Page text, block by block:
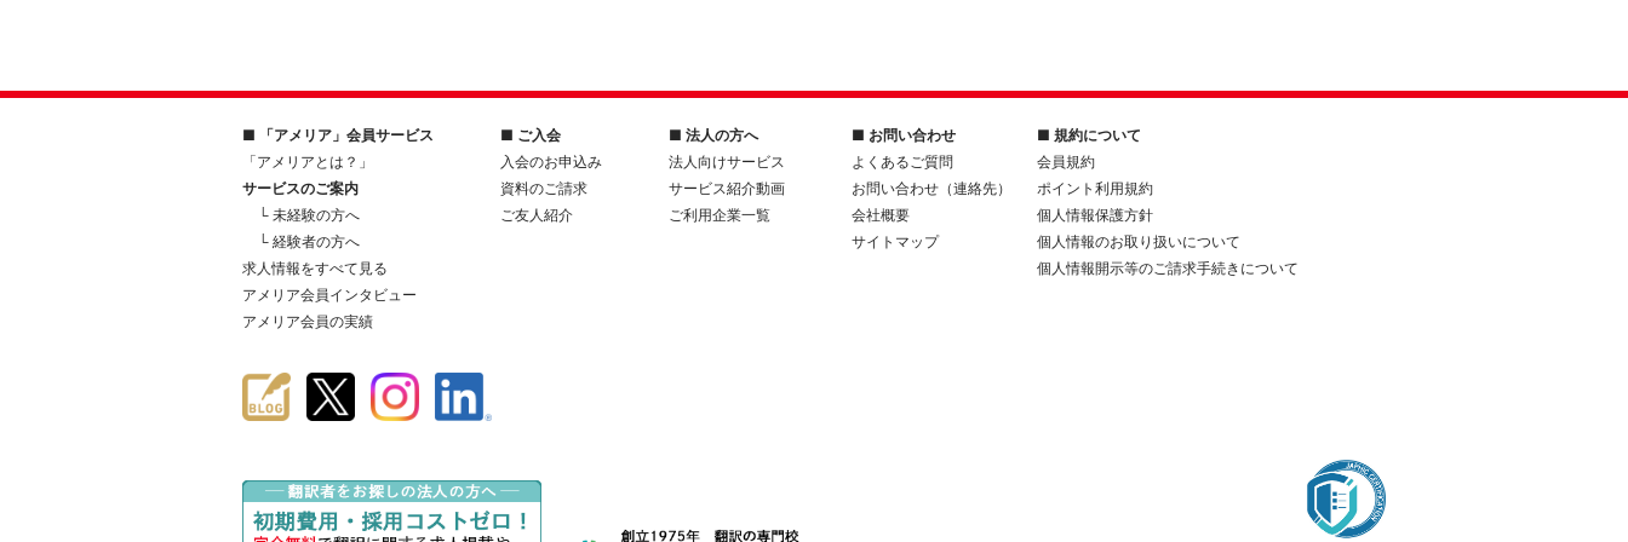
■ 「アメリア」会員サービス
「アメリアとは？」
サービスのご案内
└ 未経験の方へ
└ 経験者の方へ
求人情報をすべて見る
アメリア会員インタビュー
アメリア会員の実績
■ ご入会
入会のお申込み
資料のご請求
ご友人紹介
■ 法人の方へ
法人向けサービス
サービス紹介動画
ご利用企業一覧
■ お問い合わせ
よくあるご質問
お問い合わせ（連絡先）
会社概要
サイトマップ
■ 規約について
会員規約
ポイント利用規約
個人情報保護方針
個人情報のお取り扱いについて
個人情報開示等のご請求手続きについて